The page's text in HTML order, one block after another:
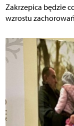
Zakrzepica będzie
wzrostu